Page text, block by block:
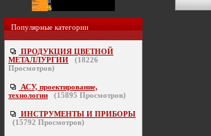
Популярные категории
ПРОДУКЦИЯ ЦВЕТНОЙ
МЕТАЛЛУРГИИ
(18226
Просмотров)
АСУ, проектирование,
технологии
(15895 Просмотров)
ИНСТРУМЕНТЫ И ПРИБОРЫ
(15792 Просмотров)